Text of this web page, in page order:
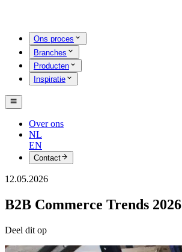
Ons proces
Branches
Producten
Inspiratie
Over ons
NL
EN
Contact
12.05.2026
B2B Commerce Trends 2026
Deel dit op